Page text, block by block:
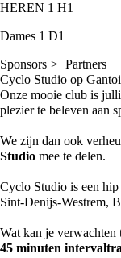
HEREN 1 H1
Dames 1 D1
Sponsors
Partners
Cyclo Studio op
Onze mooie club is
plezier te beleven aan
We zijn dan ook
Studio mee te delen.
Cyclo Studio is een
Sint-Denijs-Westrem,
Wat kan je verwachten
45 minuten